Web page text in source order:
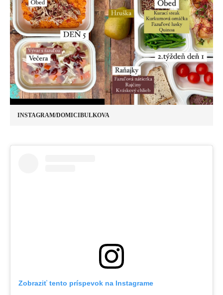
INSTAGRAM/DOMICIBULKOVA
Zobraziť tento príspevok na Instagrame